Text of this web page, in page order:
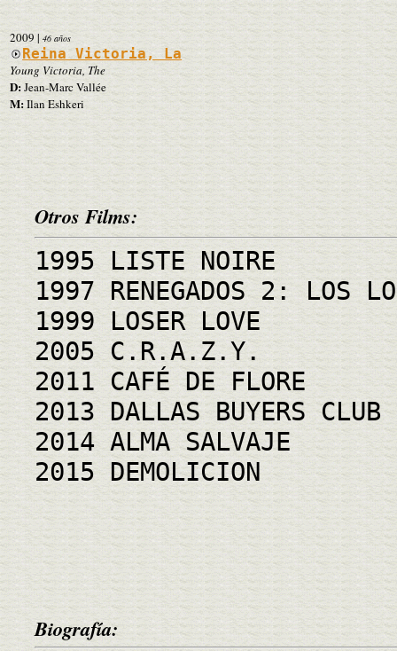
2009 | 46 años
Reina Victoria, La
Young Victoria, The
D:Jean-Marc Vallée
M:Ilan Eshkeri
Otros Films:
1995 LISTE NOIRE
1997 RENEGADOS 2: LOS
1999 LOSER LOVE
2005 C.R.A.Z.Y.
2011 CAFÉ DE FLORE
2013 DALLAS BUYERS CLUB
2014 ALMA SALVAJE
2015 DEMOLICION
Biografía: